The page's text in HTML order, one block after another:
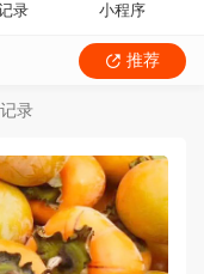
录 小程序
推荐
录